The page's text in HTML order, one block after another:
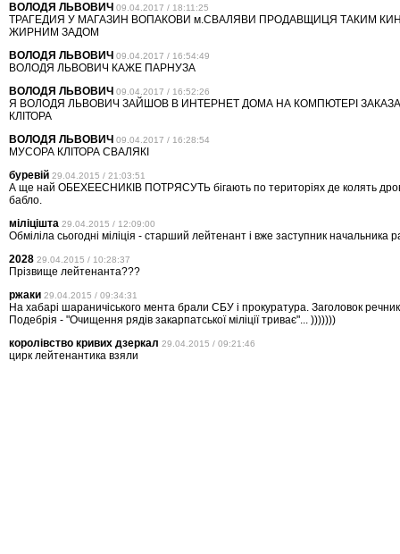
ВОЛОДЯ ЛЬВОВИЧ 09.04.2017 / 18:11:25
ТРАГЕДИЯ У МАГАЗИН ВОПАКОВИ м.СВАЛЯВИ ПРОДАВЩИЦЯ ТАКИМ
ЖИРНИМ ЗАДОМ
ВОЛОДЯ ЛЬВОВИЧ 09.04.2017 / 16:54:49
ВОЛОДЯ ЛЬВОВИЧ КАЖЕ ПАРНУЗА
ВОЛОДЯ ЛЬВОВИЧ 09.04.2017 / 16:52:26
Я ВОЛОДЯ ЛЬВОВИЧ ЗАЙШОВ В ИНТЕРНЕТ ДОМА НА КОМПЮТЕРІ
КЛІТОРА
ВОЛОДЯ ЛЬВОВИЧ 09.04.2017 / 16:28:54
МУСОРА КЛІТОРА СВАЛЯКІ
буревій 29.04.2015 / 21:03:51
А ще най ОБЕХЕЕСНИКІВ ПОТРЯСУТЬ бігають по територіях де колять
бабло.
міліцішта 29.04.2015 / 12:09:00
Обміліла сьогодні міліція - старший лейтенант і вже заступник начальника
2028 29.04.2015 / 10:28:37
Прізвище лейтенанта???
ржаки 29.04.2015 / 09:34:31
На хабарі шараничіського мента брали СБУ і прокуратура. Заголовок речника
Подебрія - "Очищення рядів закарпатської міліції триває"... )))))))
королівство кривих дзеркал 29.04.2015 / 09:21:46
цирк лейтенантика взяли